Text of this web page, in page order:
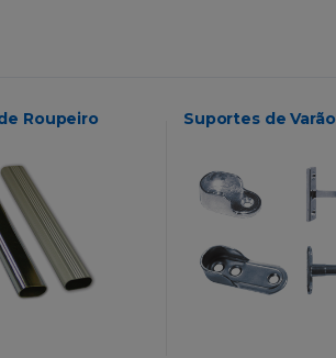
Roupeiro Suportes de Varão